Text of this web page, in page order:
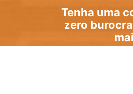
Tenha uma
zero